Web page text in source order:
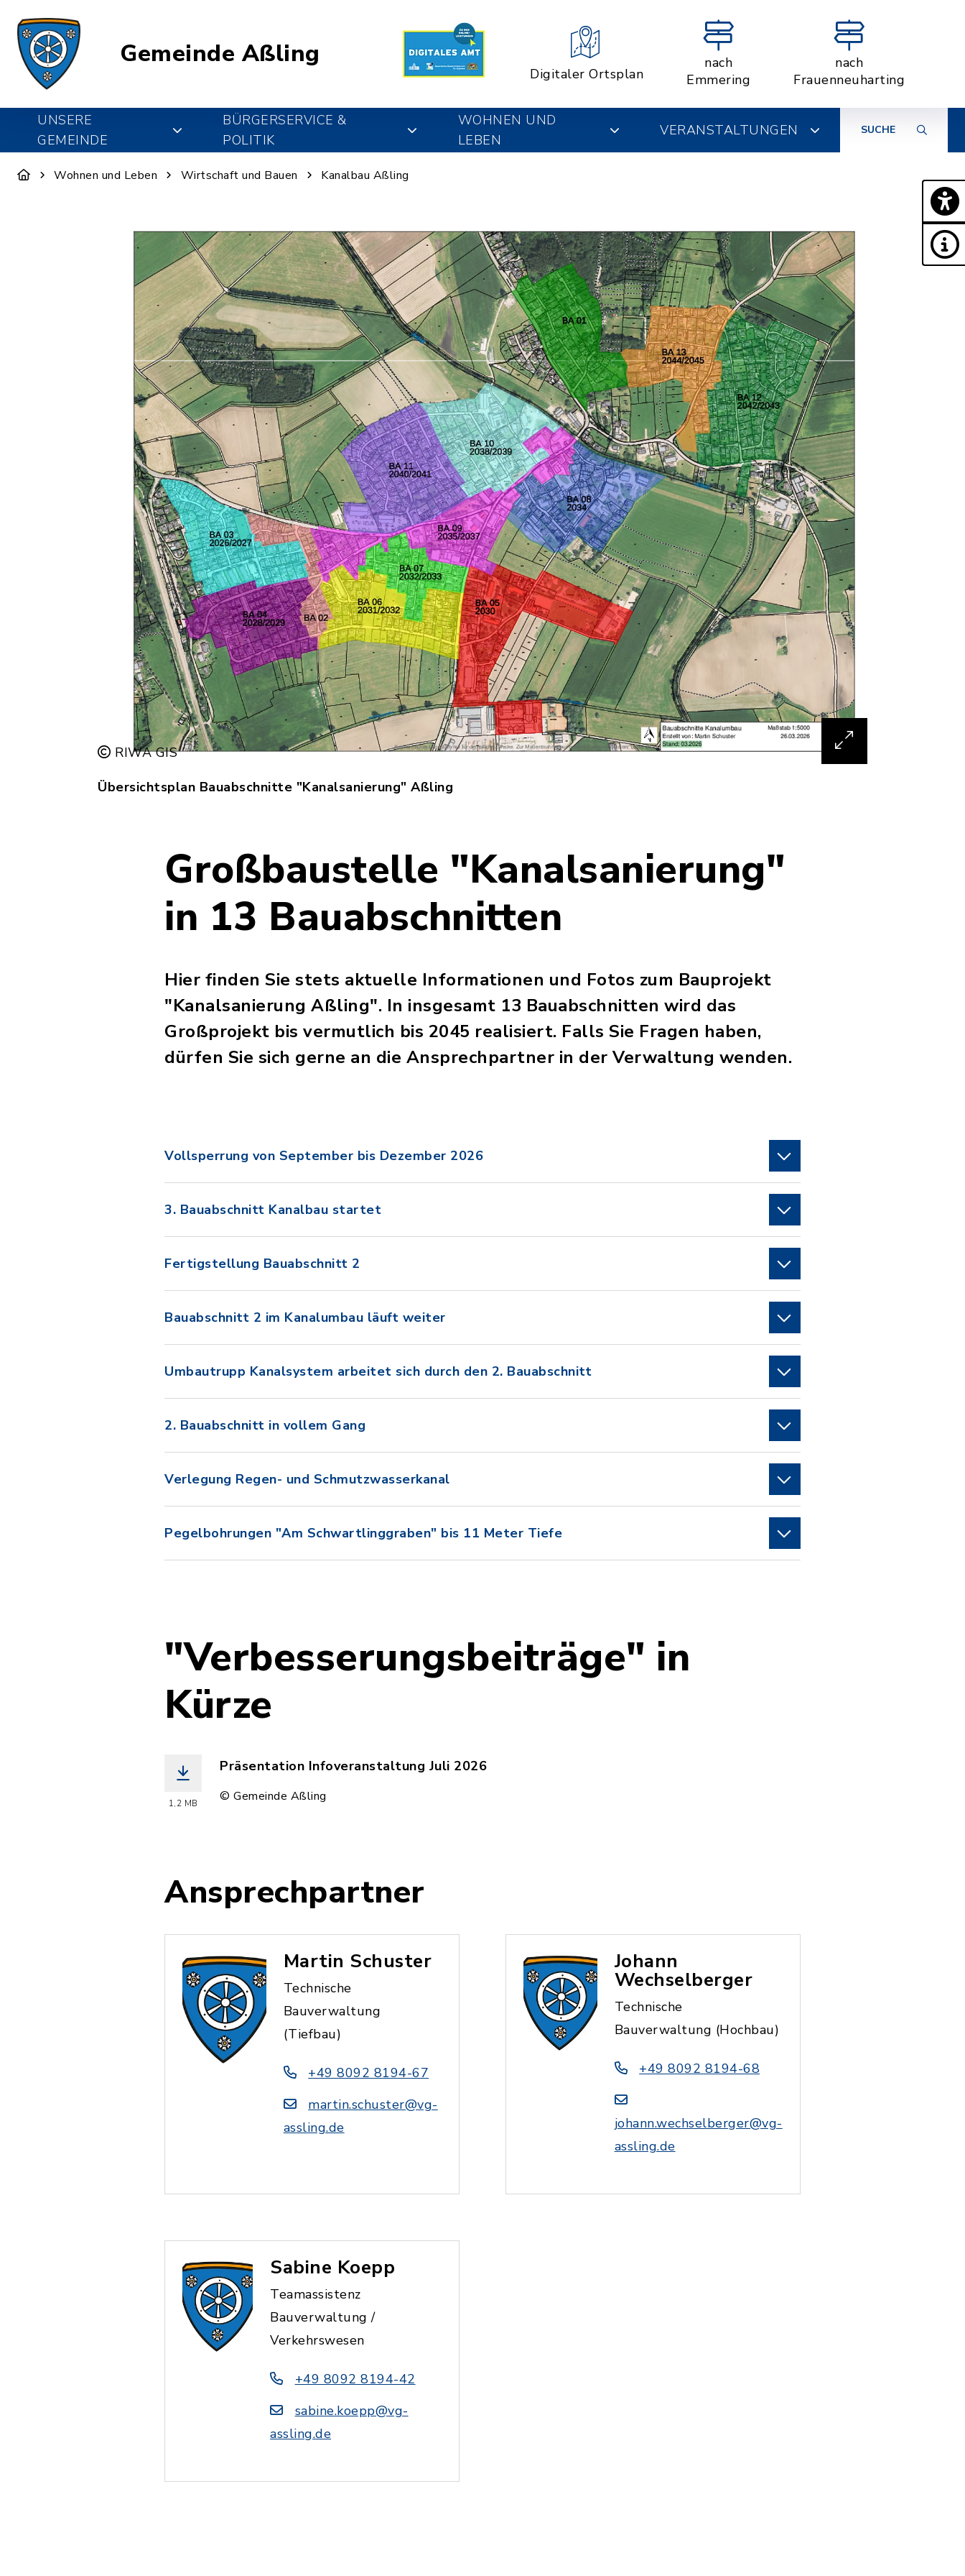
Gemeinde Aßling
Digitaler Ortsplan
nach
Emmering
nach
Frauenneuharting
UNSERE
GEMEINDE
BÜRGERSERVICE &
POLITIK
WOHNEN UND
LEBEN
VERANSTALTUNGEN SUCHE
Wohnen und Leben Wirtschaft und Bauen Kanalbau Aßling
RIWA GIS
Übersichtsplan Bauabschnitte "Kanalsanierung" Aßling
Großbaustelle "Kanalsanierung"
in 13 Bauabschnitten
Hier finden Sie stets aktuelle Informationen und Fotos zum Bauprojekt
"Kanalsanierung Aßling". In insgesamt 13 Bauabschnitten wird das
Großprojekt bis vermutlich bis 2045 realisiert. Falls Sie Fragen haben,
dürfen Sie sich gerne an die Ansprechpartner in der Verwaltung wenden.
Vollsperrung von September bis Dezember 2026
3. Bauabschnitt Kanalbau startet
Fertigstellung Bauabschnitt 2
Bauabschnitt 2 im Kanalumbau läuft weiter
Umbautrupp Kanalsystem arbeitet sich durch den 2. Bauabschnitt
2. Bauabschnitt in vollem Gang
Verlegung Regen- und Schmutzwasserkanal
Pegelbohrungen "Am Schwartlinggraben" bis 11 Meter Tiefe
"Verbesserungsbeiträge" in
Kürze
1,2 MB
Präsentation Infoveranstaltung Juli 2026
(Dateiname: Infoveranstaltung_Verbesserungsbeiträge_2026.pdf, Dateierweiterung: pdf, Dateigröße: 1,22 MB)
© Gemeinde Aßling
Ansprechpartner
Martin Schuster
Technische
Bauverwaltung
(Tiefbau)
+49 8092 8194-67
martin.schuster@vg-
assling.de
Johann
Wechselberger
Technische
Bauverwaltung (Hochbau)
+49 8092 8194-68
johann.wechselberger@vg-
assling.de
Sabine Koepp
Teamassistenz
Bauverwaltung /
Verkehrswesen
+49 8092 8194-42
sabine.koepp@vg-
assling.de